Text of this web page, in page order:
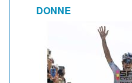
DONNE